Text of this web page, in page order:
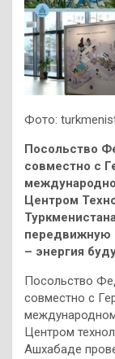
Фото:
Посольство
совместно с
Центром
передвижную
– энергия
Посольство
совместно с
Центром
Ашхабаде